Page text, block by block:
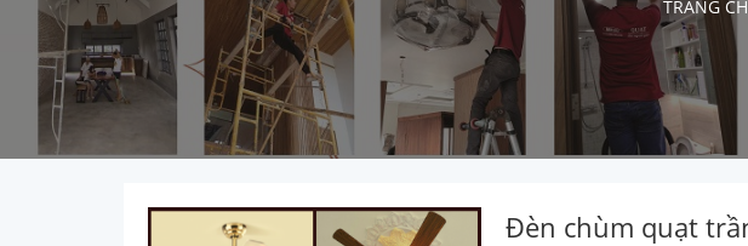
TRANG
Đèn chùm quạt